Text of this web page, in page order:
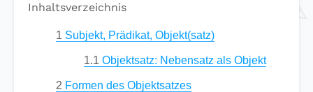
Inhaltsverzeichnis
1 Subjekt, Prädikat, Objekt(satz)
1.1 Objektsatz: Nebensatz als Objekt
2 Formen des Objektsatzes